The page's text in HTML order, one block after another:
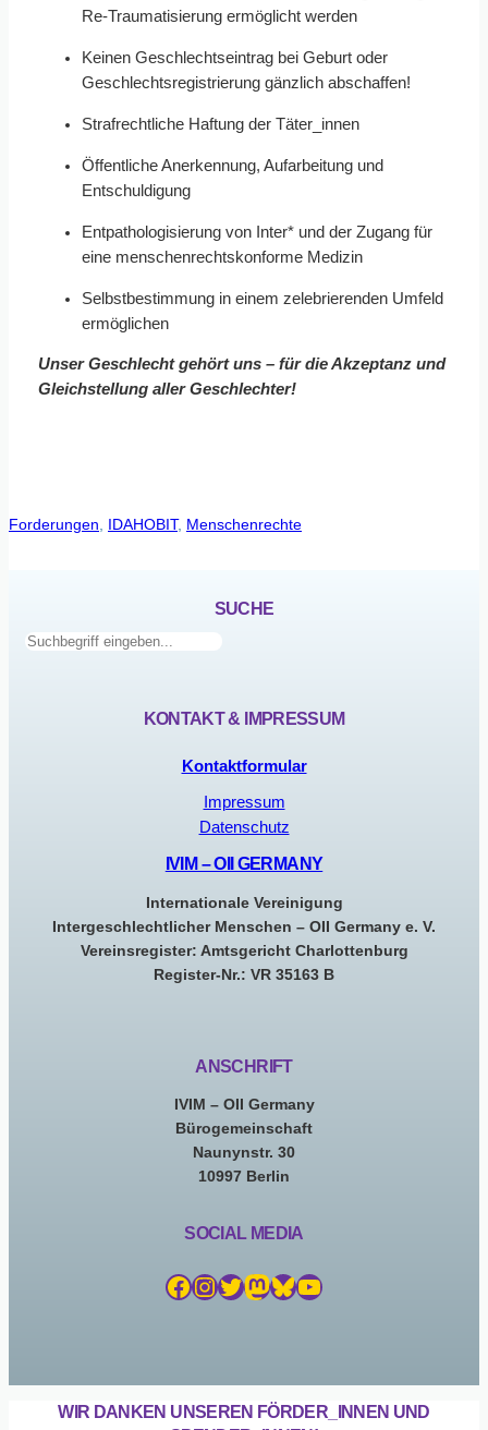
Re-Traumatisierung ermöglicht werden
Keinen Geschlechtseintrag bei Geburt oder
Geschlechtsregistrierung gänzlich abschaffen!
Strafrechtliche Haftung der Täter_innen
Öffentliche Anerkennung, Aufarbeitung und
Entschuldigung
Entpathologisierung von Inter* und der Zugang für
eine menschenrechtskonforme Medizin
Selbstbestimmung in einem zelebrierenden Umfeld
ermöglichen
Unser Geschlecht gehört uns – für die Akzeptanz und
Gleichstellung aller Geschlechter!
Forderungen IDAHOBIT, Menschenrechte
SUCHE
Suchen
KONTAKT & IMPRESSUM
Kontaktformular
Impressum
Datenschutz
IVIM – OII GERMANY
Internationale Vereinigung
Intergeschlechtlicher Menschen – OII Germany e. V.
Vereinsregister: Amtsgericht Charlottenburg
Register-Nr.: VR 35163 B
ANSCHRIFT
IVIM – OII Germany
Bürogemeinschaft
Naunynstr. 30
10997 Berlin
SOCIAL MEDIA
Facebook InstagramTwitter Mastodon Bluesky YouTube
WIR DANKEN UNSEREN FÖRDER_INNEN UND